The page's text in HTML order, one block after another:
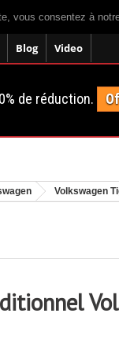
vous consentez à
Blog Video
de réduction.
Volkswagen